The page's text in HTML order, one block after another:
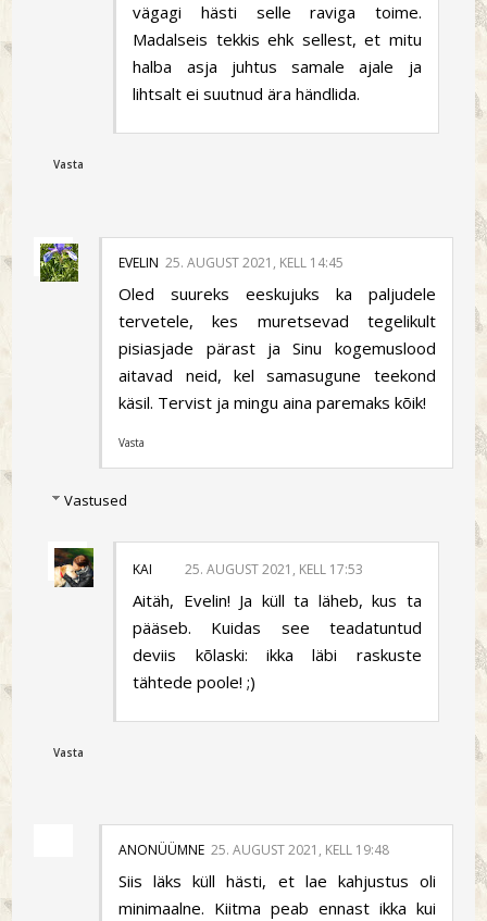
vägagi hästi selle raviga toime.
Madalseis tekkis ehk sellest, et mitu
halba asja juhtus samale ajale ja
lihtsalt ei suutnud ära händlida.
Vasta
EVELIN 25. AUGUST 2021, KELL 14:45
Oled suureks eeskujuks ka paljudele
tervetele, kes muretsevad tegelikult
pisiasjade pärast ja Sinu kogemuslood
aitavad neid, kel samasugune teekond
käsil. Tervist ja mingu aina paremaks kõik!
Vasta
Vastused
KAI 25. AUGUST 2021, KELL 17:53
Aitäh, Evelin! Ja küll ta läheb, kus ta
pääseb. Kuidas see teadatuntud
deviis kõlaski: ikka läbi raskuste
tähtede poole! ;)
Vasta
ANONÜÜMNE 25. AUGUST 2021, KELL 19:48
Siis läks küll hästi, et lae kahjustus oli
minimaalne. Kiitma peab ennast ikka kui